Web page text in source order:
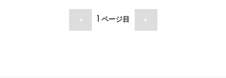
ページ目